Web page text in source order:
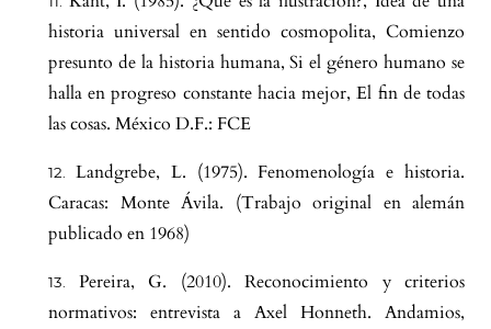
historia universal en sentido cosmopolita, Comienzo
presunto de la historia humana, Si el género humano se
halla en progreso constante hacia mejor, El fin de todas
las cosas. México D.F.: FCE
Landgrebe, L. (1975). Fenomenología e historia.
Caracas: Monte Ávila. (Trabajo original en alemán
publicado en 1968)
Pereira, G. (2010). Reconocimiento y criterios
normativos: entrevista a Axel Honneth. Andamios,